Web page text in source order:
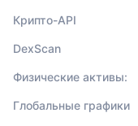
Крипто-API
DexScan
Физические активы:
Глобальные графики